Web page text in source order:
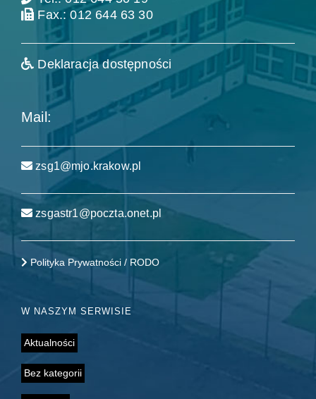
Fax.: 012 644 63 30
Deklaracja dostępności
Mail:
zsg1@mjo.krakow.pl
zsgastr1@poczta.onet.pl
Polityka Prywatności / RODO
W NASZYM SERWISIE
Aktualności
Bez kategorii